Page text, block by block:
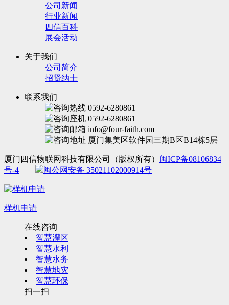
公司新闻
行业新闻
四信百科
展会活动
关于我们
公司简介
招贤纳士
联系我们
0592-6280861
0592-6280861
info@four-faith.com
厦门集美区软件园三期B区B14栋5层
厦门四信物联网科技有限公司（版权所有） 闽ICP备08106834
号-4
闽公网安备 35021102000914号
样机申请
在线咨询
智慧灌区
智慧水利
智慧水务
智慧地灾
智慧环保
扫一扫